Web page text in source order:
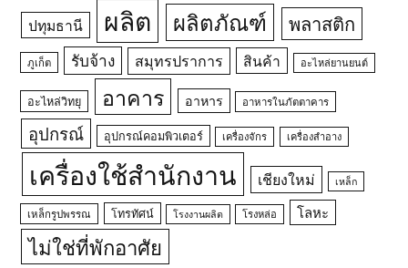
ปทุมธานี ผลิต ผลิตภัณฑ์ พลาสติก
ภูเก็ต รับจ้าง สมุทรปราการ สินค้า อะไหล่ยานยนต์
อะไหล่วิทยุ อาคาร อาหาร อาหารในภัตตาคาร
อุปกรณ์ อุปกรณ์คอมพิวเตอร์ เครื่องจักร เครื่องสำอาง
เครื่องใช้สำนักงาน เชียงใหม่ เหล็ก
เหล็กรูปพรรณ โทรทัศน์ โรงงานผลิต โรงหล่อ โลหะ
ไม่ใช่ที่พักอาศัย